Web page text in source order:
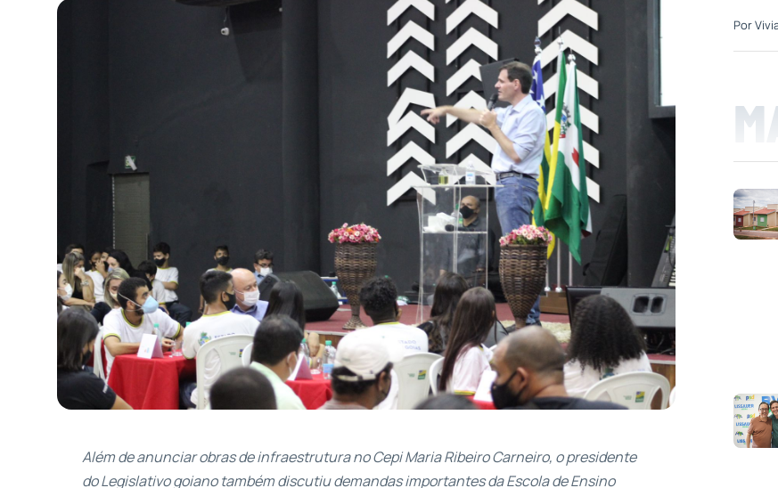
Além de anunciar obras de infraestrutura no Cepi Maria Ribeiro Carneiro, o presidente
do Legislativo goiano também discutiu demandas importantes da Escola de Ensino
Por